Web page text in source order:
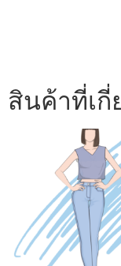
สินค้าที่เกี่